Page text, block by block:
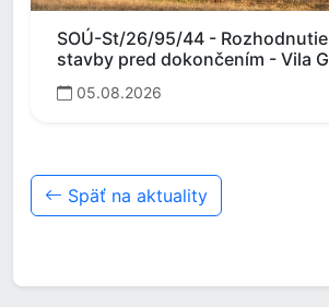
SOÚ-St/26/95/44 -
stavby pred dokončením - Vila
05.08.2026
Späť na aktuality